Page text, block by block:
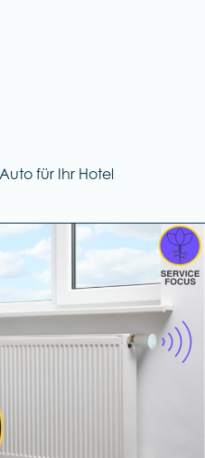
für Ihr Hotel